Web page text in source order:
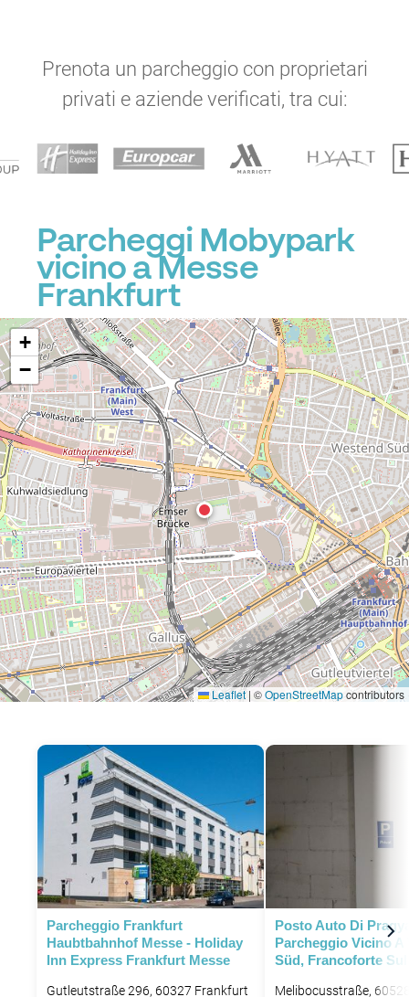
Prenota un parcheggio con proprietari
privati e aziende verificati, tra cui:
Parcheggi Mobypark
vicino a Messe
Frankfurt
P
+
−
Leaflet | ©OpenStreetMapcontributors
Parcheggio Frankfurt
Haubtbahnhof Messe - Holiday
Inn Express Frankfurt Messe
Gutleutstraße 296, 60327 Frankfurt
Posto Auto Di
Parcheggio Vicino A
Süd, Francoforte
Melibocusstraße,